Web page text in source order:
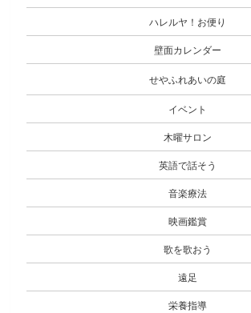
ハレルヤ！お便り
壁面カレンダー
せやふれあいの庭
イベント
木曜サロン
英語で話そう
音楽療法
映画鑑賞
歌を歌おう
遠足
栄養指導